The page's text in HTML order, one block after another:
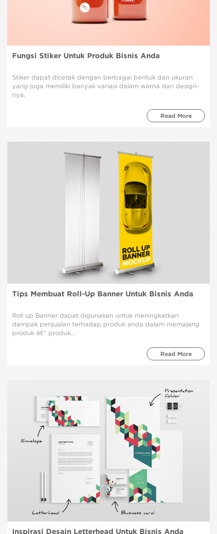
Fungsi Stiker Untuk Produk Bisnis Anda
Stiker dapat dicetak dengan berbagai bentuk dan ukuran
yang juga memiliki banyak variasi dalam warna dan design-
nya.
Read More
Tips Membuat Roll-Up Banner Untuk Bisnis Anda
Roll up Banner dapat digunakan untuk meningkatkan
dampak penjualan terhadap produk anda dalam memajang
produk â€“ produk...
Read More
Inspirasi Desain Letterhead Untuk Bisnis Anda